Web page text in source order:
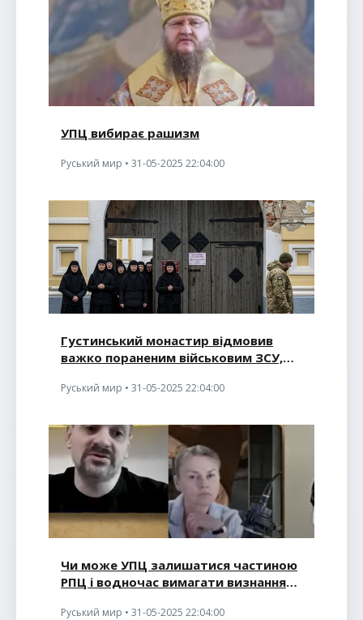
УПЦ вибирає рашизм
Руський мир • 31-05-2025 22:04:00
Густинський монастир відмовив
важко пораненим військовим ЗСУ,
Руський мир • 31-05-2025 22:04:00
Чи може УПЦ залишатися частиною
РПЦ і водночас вимагати визнання
Руський мир • 31-05-2025 22:04:00